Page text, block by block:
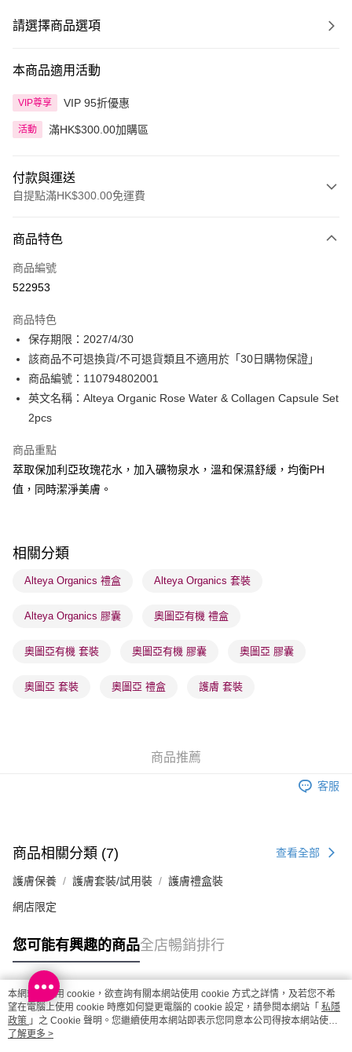
請選擇商品選項
本商品適用活動
VIP尊享 VIP 95折優惠
活動 滿HK$300.00加購區
付款與運送
自提點滿HK$300.00免運費
信用卡
Apple Pay
PayMe
WeChat Pay
BoC Pay
順豐自助櫃 - 確認發貨後1-3個工作天送達
每筆HK$65.00，滿HK$300.00或以上免運費
確認發貨後1-3 工作天送達，訂單將隨機分配至SF順豐速運或京東
物流公司進行物流配送
取。逾期會取消訂單，並不會安排重寄
商品特色
商品編號
522953
商品特色
保存期限：2027/4/30
該商品不可退換貨/不可退貨類且不適用於「30日購物保證」
商品編號：110794802001
英文名稱：Alteya Organic Rose Water & Collagen Capsule Set
2pcs
商品重點
萃取保加利亞玫瑰花水，加入礦物泉水，溫和保濕舒緩，均衡PH
值，同時潔淨美膚。
相關分類
Alteya Organics 禮盒 Alteya Organics 套裝
Alteya Organics 膠囊 奧圖亞有機 禮盒
奧圖亞有機 套裝 奧圖亞有機 膠囊 奧圖亞 膠囊
奧圖亞 套裝 奧圖亞 禮盒 護膚 套裝
商品推薦
客服
商品相關分類 (7) 查看全部
護膚保養 護膚套裝/試用裝 護膚禮盒裝
網店限定
您可能有興趣的商品全店暢銷排行
熱門標籤
熱銷排行
本網站中使用 cookie，欲查詢有關本網站使用 cookie 方式之詳情，及若您不希
望在電腦上使用 cookie 時應如何變更電腦的 cookie 設定，請參閱本網站「 私隱
政策 」之 Cookie 聲明。您繼續使用本網站即表示您同意本公司得按本網站使用
條款之 Cookie 聲明使用 cookie。
了解更多 >